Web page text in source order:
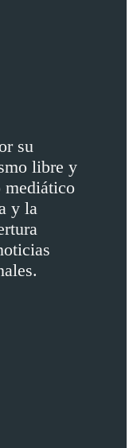
su
libre y
mediático
y la